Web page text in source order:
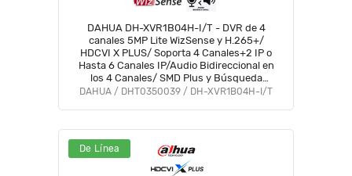
DAHUA DH-XVR1B04H-I/T - DVR de 4
canales 5MP Lite WizSense y H.265+/
HDCVI X PLUS/ Soporta 4 Canales+2 IP o
Hasta 6 Canales IP/Audio Bidireccional en
los 4 Canales/ SMD Plus y Búsqueda
Inteligente de Humanos y Vehículos/
DAHUA / DHT0350039 / DH-XVR1B04H-I/T
De Línea